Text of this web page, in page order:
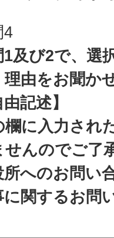
4
1及び2で、選
理由をお聞か
由記述】
欄に入力され
せんのでご了
所へのお問い
に関するお問